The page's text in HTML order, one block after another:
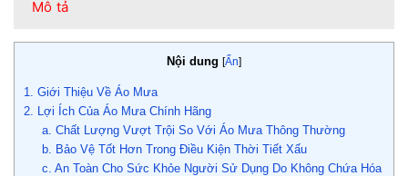
Mô tả
Nội dung [Ẩn]
1. Giới Thiệu Về Áo Mưa
2. Lợi Ích Của Áo Mưa Chính Hãng
a. Chất Lượng Vượt Trội So Với Áo Mưa Thông Thường
b. Bảo Vệ Tốt Hơn Trong Điều Kiện Thời Tiết Xấu
c. An Toàn Cho Sức Khỏe Người Sử Dụng Do Không Chứa Hóa